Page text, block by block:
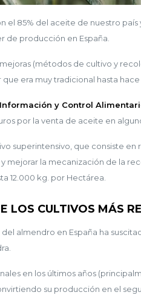
el 85% del aceite de nuestro país
de producción en España.
(métodos de cultivo y
que era muy tradicional hasta
y Control
por la venta de aceite en
superintensivo, que consiste
mejorar la mecanización de la
12.000 kg. por Hectárea.
LOS CULTIVOS MÁS
almendro en España ha
en los últimos años
su producción en el